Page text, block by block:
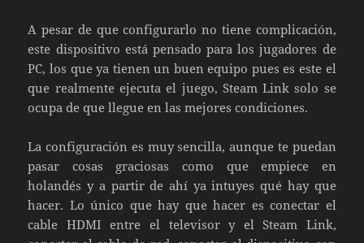
A pesar de que configurarlo no tiene complicación,
este dispositivo está pensado para los jugadores de
PC, los que ya tienen un buen equipo pues es este el
que realmente ejecuta el juego, Steam Link solo se
ocupa de que llegue en las mejores condiciones.
La configuración es muy sencilla, aunque te puedan
pasar cosas graciosas como que empiece en
holandés y a partir de ahí ya intuyes qué hay que
hacer. Lo único que hay que hacer es conectar el
cable HDMI entre el televisor y el Steam Link,